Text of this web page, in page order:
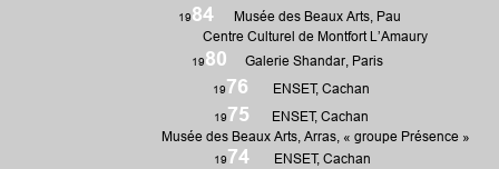
1984
Musée des Beaux Arts, Pau
CentreCulturel de Montfort L’Amaury
1980 Galerie Shandar, Paris
1976 ENSET, Cachan
1975
ENSET, Cachan
Musée des Beaux Arts, Arras, « groupe Présence »
1974 ENSET, Cachan